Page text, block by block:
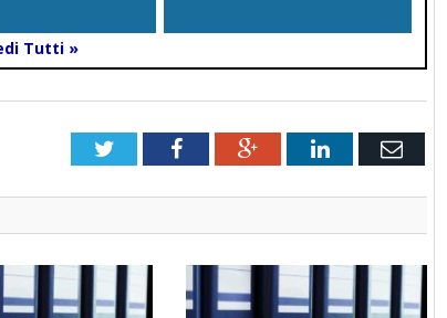
Tutti »
TwitterFacebookGoogle+LinkedInEmail